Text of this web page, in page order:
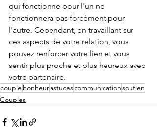
qui fonctionne pour l'un ne
fonctionnera pas forcément pour
l'autre. Cependant, en travaillant sur
ces aspects de votre relation, vous
pouvez renforcer votre lien et vous
sentir plus proche et plus heureux avec
votre partenaire.
couple bonheurastucescommunicationsoutien
Couples